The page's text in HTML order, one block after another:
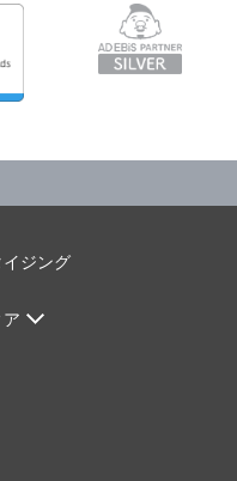
ジング
ア